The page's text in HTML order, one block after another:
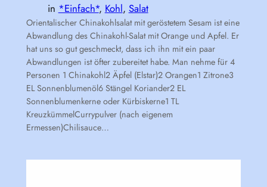
in *Einfach*, Kohl, Salat
Orientalischer Chinakohlsalat mit geröstetem Sesam ist eine
Abwandlung des Chinakohl-Salat mit Orange und Apfel. Er
hat uns so gut geschmeckt, dass ich ihn mit ein paar
Abwandlungen ist öfter zubereitet habe. Man nehme für 4
Personen 1 Chinakohl2 Äpfel (Elstar)2 Orangen1 Zitrone3
EL Sonnenblumenöl6 Stängel Koriander2 EL
Sonnenblumenkerne oder Kürbiskerne1 TL
KreuzkümmelCurrypulver (nach eigenem
Ermessen)Chilisauce…